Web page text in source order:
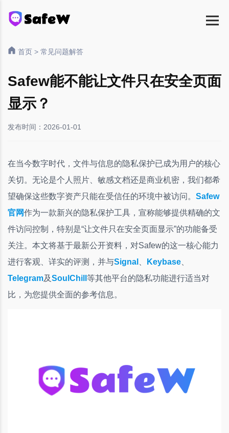
首页 > 常见问题解答
Safew能不能让文件只在安全页面
显示？
发布时间：2026-01-01
在当今数字时代，文件与信息的隐私保护已成为用户的核心
关切。无论是个人照片、敏感文档还是商业机密，我们都希
望确保这些数字资产只能在受信任的环境中被访问。 Safew
官网作为一款新兴的隐私保护工具，宣称能够提供精确的文
件访问控制，特别是“让文件只在安全页面显示”的功能备受
关注。本文将基于最新公开资料，对Safew的这一核心能力
进行客观、详实的评测，并与Signal Keybase
Telegram及SoulChill 等其他平台的隐私功能进行适当对
比，为您提供全面的参考信息。